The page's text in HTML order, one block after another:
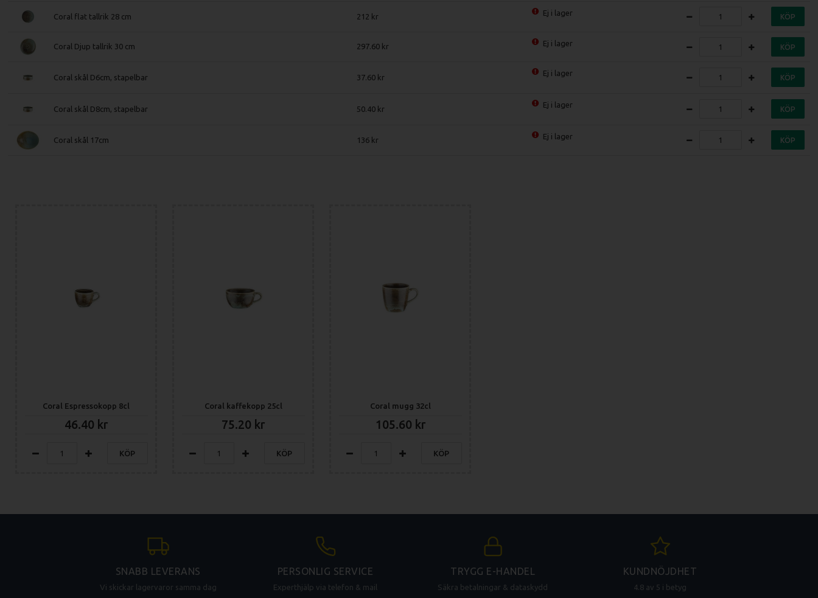
Coral flat tallrik 28 cm 212 Ej i lager KÖP
Coral Djup tallrik 30 cm 297.60 Ej i lager KÖP
Coral skål D6cm, stapelbar 37.60
Ej i lager
KÖP
Coral skål D8cm, stapelbar 50.40
Ej i lager
KÖP
Coral skål 17cm 136 Ej i lager KÖP
Coral Espressokopp 8cl
46.40
KÖP
Coral kaffekopp 25cl
75.20
KÖP
Coral mugg 32cl
105.60
KÖP
SNABB LEVERANS
Vi skickar lagervaror samma dag
PERSONLIG SERVICE
Experthjälp via telefon & mail
TRYGG E-HANDEL
Säkra betalningar & dataskydd
KUNDNÖJDHET
4.8 av 5 i betyg